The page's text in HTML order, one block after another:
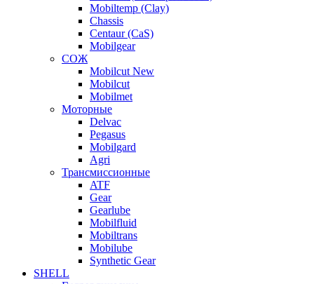
Mobiltemp (Clay)
Chassis
Centaur (CaS)
Mobilgear
СОЖ
Mobilcut New
Mobilcut
Mobilmet
Моторные
Delvac
Pegasus
Mobilgard
Agri
Трансмиссионные
ATF
Gear
Gearlube
Mobilfluid
Mobiltrans
Mobilube
Synthetic Gear
SHELL